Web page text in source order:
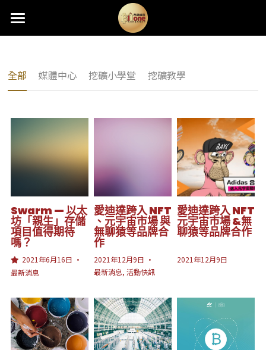
首頁
熱銷礦機
礦機託管
分期購機
品牌規格
最新資訊
活動快訊
關於我們
全部 媒體中心 挖礦小學堂 挖礦教學
Swarm — 以太
坊「親生」存儲
項目值得期待
嗎？
2021年6月16日 ·
最新消息
愛迪達跨入 NFT
、元宇宙市場 與
無聊猿等品牌合
作
2021年12月9日 ·
最新消息, 活動快訊
愛迪達跨入 NFT
元宇宙市場 &無
聊猿等品牌合作
2021年12月9日
商品分類
部落格分類
最新消息
挖礦算法
挖礦教學
媒體中心
挖礦小學堂